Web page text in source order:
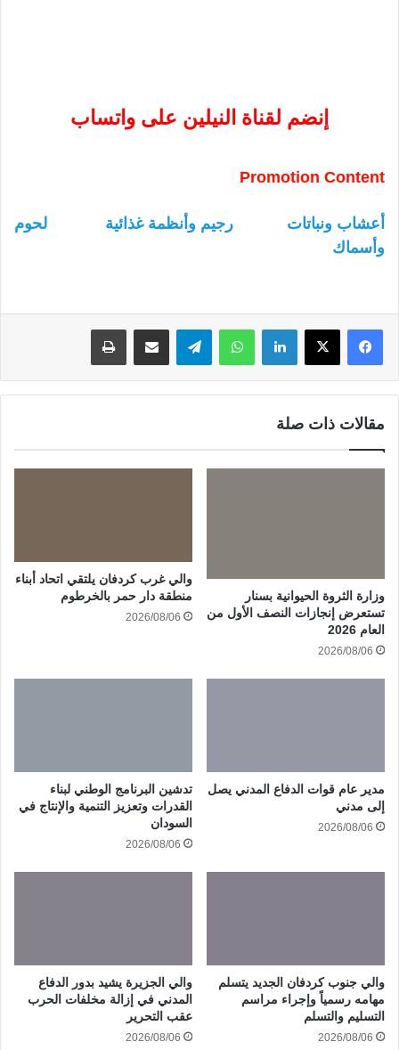
إنضم لقناة النيلين على واتساب
Promotion Content
أعشاب ونباتات رجيم وأنظمة غذائية
لحوم
وأسماك
لينكدإن واتساب
مقالات ذات صلة
وزارة الثروة الحيوانية بسنار
تستعرض إنجازات النصف الأول من
العام 2026
2026/08/06
والي غرب كردفان يلتقي اتحاد أبناء
منطقة دار حمر بالخرطوم
2026/08/06
مدير عام قوات الدفاع المدني يصل
إلى مدني
2026/08/06
تدشين البرنامج الوطني لبناء
القدرات وتعزيز التنمية والإنتاج في
السودان
2026/08/06
والي جنوب كردفان الجديد يتسلم
مهامه رسمياً وإجراء مراسم
التسليم والتسلم
2026/08/06
والي الجزيرة يشيد بدور الدفاع
المدني في إزالة مخلفات الحرب
عقب التحرير
2026/08/06